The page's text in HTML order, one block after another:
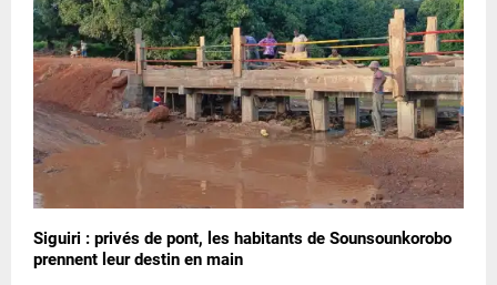
Siguiri : privés de pont, les habitants de Sounsounkorobo
prennent leur destin en main